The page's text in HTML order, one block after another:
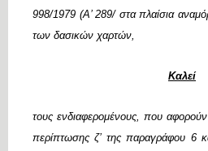
998/1979 (Α’ 289/ στα πλαίσια
των δασικών χαρτών,
Καλεί
τους ενδιαφερομένους, που αφορούν
περίπτωσης ζ’ της παραγράφου 6